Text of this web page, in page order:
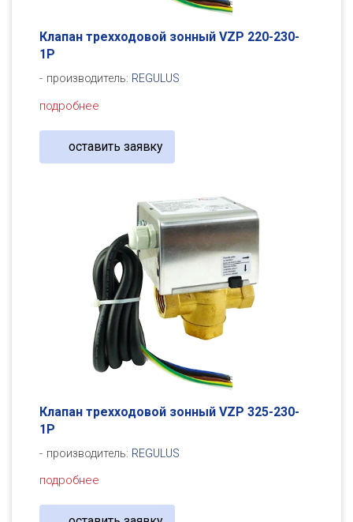
Клапан трехходовой зонный VZP 220-230-
1P
производитель: REGULUS
подробнее
оставить заявку
Клапан трехходовой зонный VZP 325-230-
1P
производитель: REGULUS
подробнее